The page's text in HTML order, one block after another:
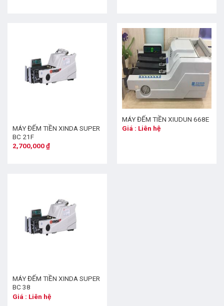
MÁY ĐẾM TIỀN XINDA SUPER
BC 21F
2,700,000₫
MÁY ĐẾM TIỀN XIUDUN 668E
Giá : Liên hệ
MÁY ĐẾM TIỀN XINDA SUPER
BC 38
Giá : Liên hệ